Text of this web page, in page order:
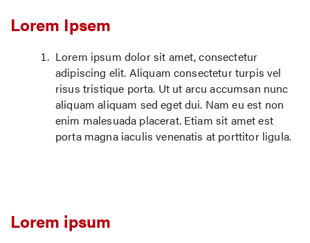
Lorem Ipsem
Lorem ipsum dolor sit amet, consectetur
adipiscing elit. Aliquam consectetur turpis vel
risus tristique porta. Ut ut arcu accumsan nunc
aliquam aliquam sed eget dui. Nam eu est non
enim malesuada placerat. Etiam sit amet est
porta magna iaculis venenatis at porttitor ligula.
Lorem ipsum